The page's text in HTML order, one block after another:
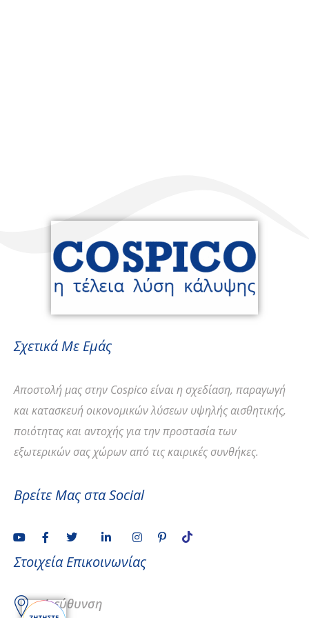
Σχετικά Με Εμάς
Αποστολήμας στην Cospico είναι η σχεδίαση, παραγωγή
και κατασκευή οικονομικών λύσεων υψηλής αισθητικής,
ποιότητας και αντοχής για την προστασία των
εξωτερικών σας χώρων από τις καιρικές συνθήκες.
Βρείτε Μας στα Social
Στοιχεία Επικοινωνίας
Διεύθυνση